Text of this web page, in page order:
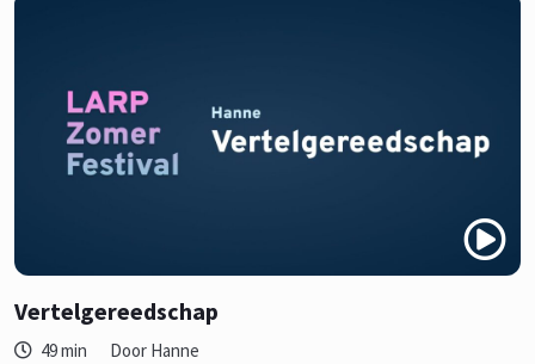
Vertelgereedschap
49 min Door Hanne